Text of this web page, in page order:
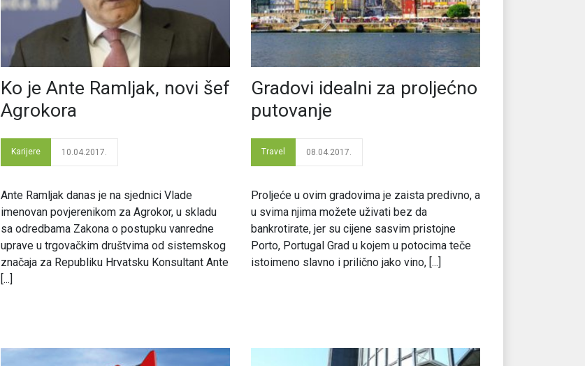
Ko je Ante Ramljak, novi šef
Agrokora
Karijere 10.04.2017.
Ante Ramljak danas je na sjednici Vlade
imenovan povjerenikom za Agrokor, u skladu
sa odredbama Zakona o postupku vanredne
uprave u trgovačkim društvima od sistemskog
značaja za Republiku Hrvatsku Konsultant Ante
[...]
Gradovi idealni za proljećno
putovanje
Travel 08.04.2017.
Proljeće u ovim gradovima je zaista predivno, a
u svima njima možete uživati bez da
bankrotirate, jer su cijene sasvim pristojne
Porto, Portugal Grad u kojem u potocima teče
istoimeno slavno i prilično jako vino, [...]